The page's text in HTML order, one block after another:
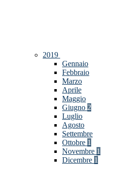
2019
Gennaio
Febbraio
Marzo
Aprile
Maggio
Giugno 2
Luglio
Agosto
Settembre
Ottobre 1
Novembre 1
Dicembre 1